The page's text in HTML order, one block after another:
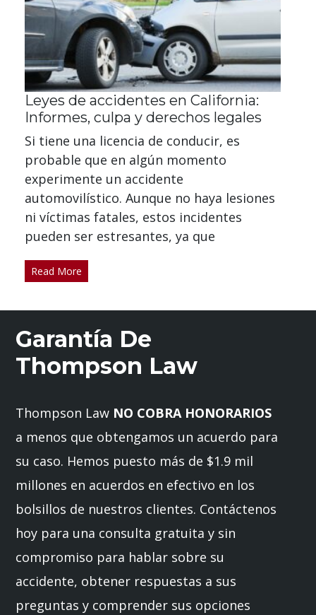
Leyes de accidentes en California:
Informes, culpa y derechos legales
Si tiene una licencia de conducir, es
probable que en algún momento
experimente un accidente
automovilístico. Aunque no haya lesiones
ni víctimas fatales, estos incidentes
pueden ser estresantes, ya que
Read More
Garantía De
Thompson Law
Thompson Law NO COBRA HONORARIOS
a menos que obtengamos un acuerdo para
su caso. Hemos puesto más de $1.9 mil
millones en acuerdos en efectivo en los
bolsillos de nuestros clientes. Contáctenos
hoy para una consulta gratuita y sin
compromiso para hablar sobre su
accidente, obtener respuestas a sus
preguntas y comprender sus opciones